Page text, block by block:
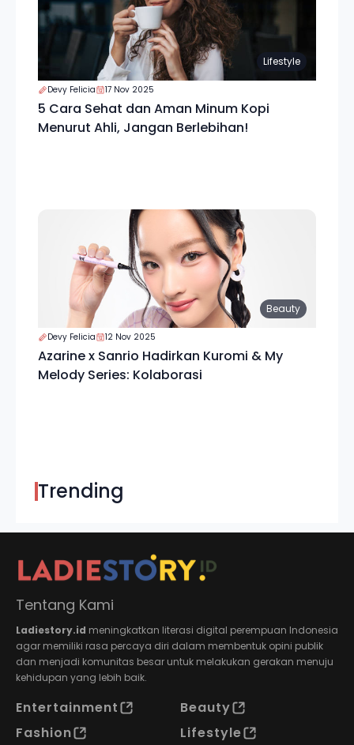
Lifestyle
Devy Felicia 17 Nov 2025
5 Cara Sehat dan Aman Minum Kopi
Menurut Ahli, Jangan Berlebihan!
Beauty
Devy Felicia 12 Nov 2025
Azarine x Sanrio Hadirkan Kuromi & My
Melody Series: Kolaborasi
Trending
Tentang Kami
Ladiestory.id meningkatkan literasi digital perempuan Indonesia
agar memiliki rasa percaya diri dalam membentuk opini publik
dan menjadi komunitas besar untuk melakukan gerakan menuju
kehidupan yang lebih baik.
Entertainment
Beauty
Fashion
Lifestyle